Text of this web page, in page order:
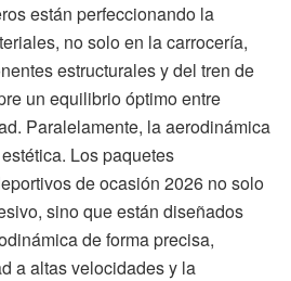
están perfeccionando la
no solo en la carrocería,
estructurales y del tren de
un equilibrio óptimo entre
Paralelamente, la aerodinámica
Los paquetes
de ocasión 2026 no solo
sino que están diseñados
de forma precisa,
a altas velocidades y la